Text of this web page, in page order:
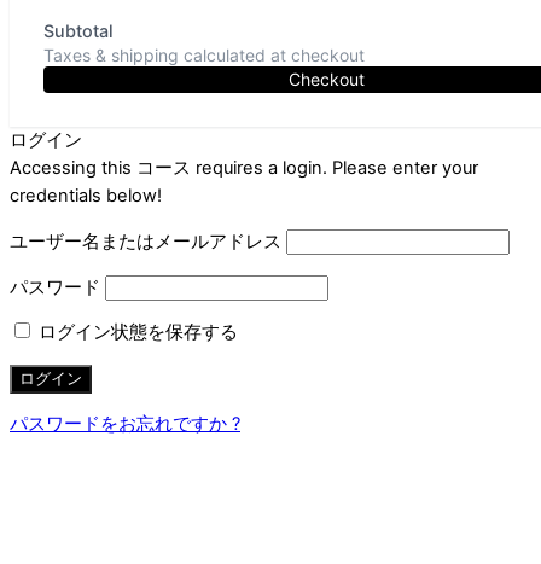
Subtotal
Taxes & shipping calculated at checkout
Checkout
ログイン
Accessing this コース requires a login. Please enter your
credentials below!
ユーザー名またはメールアドレス
パスワード
ログイン状態を保存する
パスワードをお忘れですか ?